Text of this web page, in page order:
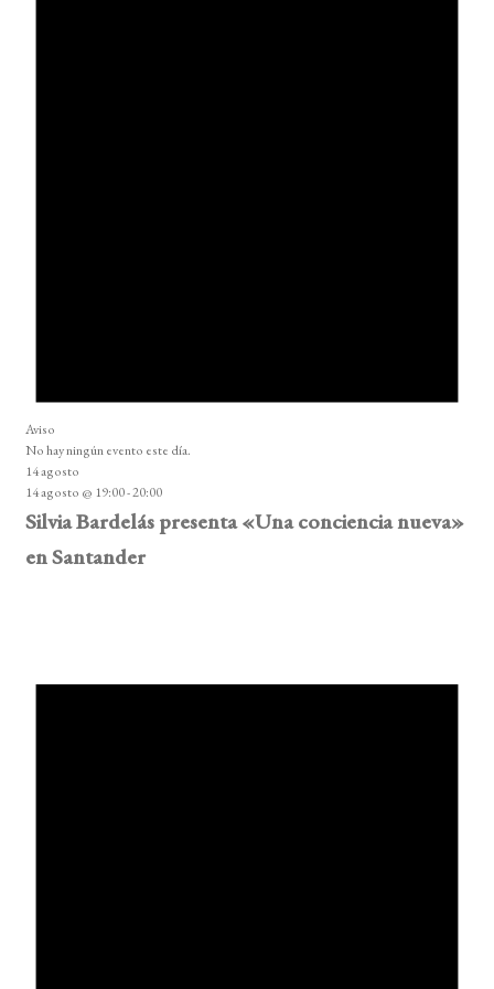
Aviso
No hay ningún evento este día.
14 agosto
14 agosto @ 19:00-20:00
Silvia Bardelás presenta «Una conciencia nueva»
en Santander